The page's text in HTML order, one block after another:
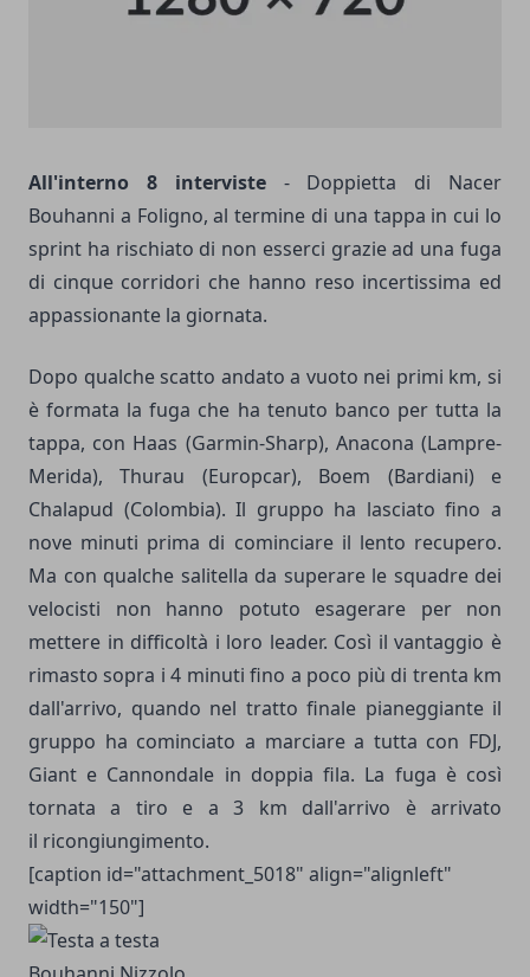
All'interno 8 interviste- Doppietta di Nacer
Bouhanni a Foligno, al termine di una tappa in cui lo
sprint ha rischiato di non esserci grazie ad una fuga
di cinque corridori che hanno reso incertissima ed
appassionante la giornata.
Dopo qualche scatto andato a vuoto nei primi km, si
è formata la fuga che ha tenuto banco per tutta la
tappa, con Haas (Garmin-Sharp), Anacona (Lampre-
Merida), Thurau (Europcar), Boem (Bardiani) e
Chalapud (Colombia). Il gruppo ha lasciato fino a
nove minuti prima di cominciare il lento recupero.
Ma con qualche salitella da superare le squadre dei
velocisti non hanno potuto esagerare per non
mettere in difficoltà i loro leader. Così il vantaggio è
rimasto sopra i 4 minuti fino a poco più di trenta km
dall'arrivo, quando nel tratto finale pianeggiante il
gruppo ha cominciato a marciare a tutta con FDJ,
Giant e Cannondale in doppia fila. La fuga è così
tornata a tiro e a 3 km dall'arrivo è arrivato
il ricongiungimento.
[caption id="attachment_5018" align="alignleft"
width="150"]